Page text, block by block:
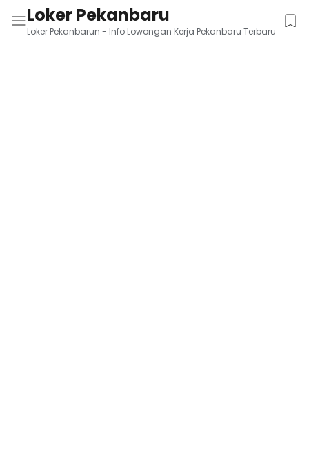
Loker Pekanbaru
Loker Pekanbarun - Info Lowongan Kerja Pekanbaru Terbaru